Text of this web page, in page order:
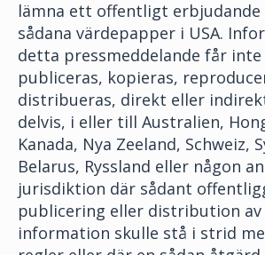
lämna ett offentligt erbjudande
sådana värdepapper i USA.
detta pressmeddelande får
publiceras, kopieras,
distribueras, direkt eller
delvis, i eller till Australien,
Kanada, Nya Zeeland, Schweiz,
Belarus, Ryssland eller någon
jurisdiktion där sådant
publicering eller distribution av
information skulle stå i strid